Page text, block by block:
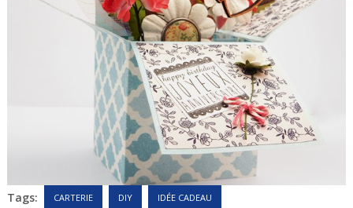
Tags: CARTERIE DIY IDÉE CADEAU